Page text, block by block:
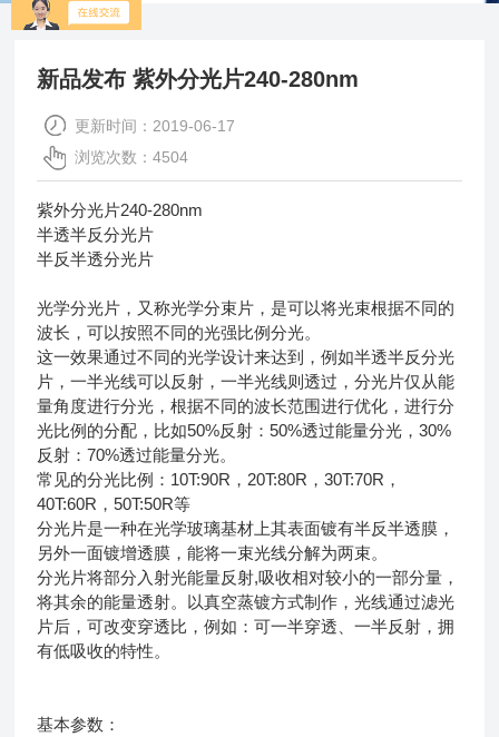
新品发布 紫外分光片240-280nm
更新时间：2019-06-17
浏览次数：4504
紫外分光片240-280nm
半透半反分光片
半反半透分光片
光学分光片，又称光学分束片，是可以将光束根据不同的
波长，可以按照不同的光强比例分光。
这一效果通过不同的光学设计来达到，例如半透半反分光
片，一半光线可以反射，一半光线则透过，分光片仅从能
量角度进行分光，根据不同的波长范围进行优化，进行分
光比例的分配，比如50%反射：50%透过能量分光，30%
反射：70%透过能量分光。
常见的分光比例：10T:90R，20T:80R，30T:70R，
40T:60R，50T:50R等
分光片是一种在光学玻璃基材上其表面镀有半反半透膜，
另外一面镀增透膜，能将一束光线分解为两束。
分光片将部分入射光能量反射,吸收相对较小的一部分量，
将其余的能量透射。以真空蒸镀方式制作，光线通过滤光
片后，可改变穿透比，例如：可一半穿透、一半反射，拥
有低吸收的特性。
基本参数：